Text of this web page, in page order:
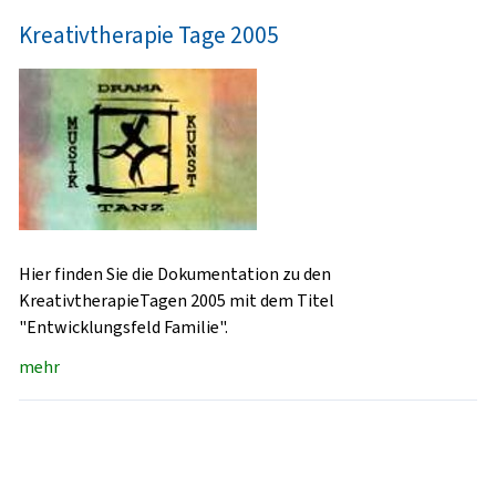
Kreativtherapie Tage 2005
Hier finden Sie die Dokumentation zu den
KreativtherapieTagen 2005 mit dem Titel
"Entwicklungsfeld Familie".
mehr